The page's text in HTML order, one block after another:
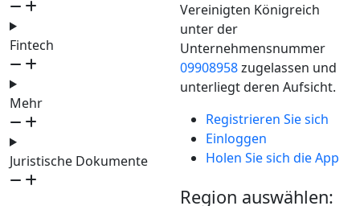
Fintech
Mehr
Juristische Dokumente
Vereinigten Königreich
unter der
Unternehmensnummer
09908958zugelassen und
unterliegt deren Aufsicht.
Registrieren Sie sich
Einloggen
Holen Sie sich die App
Region auswählen: